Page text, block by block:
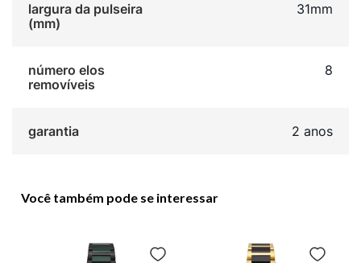
largura da pulseira
(mm)
31mm
número elos
removíveis
8
garantia 2 anos
Você também pode se interessar